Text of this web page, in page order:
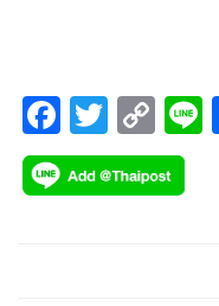
F
ac
e
T
wi
tt
C
o
p